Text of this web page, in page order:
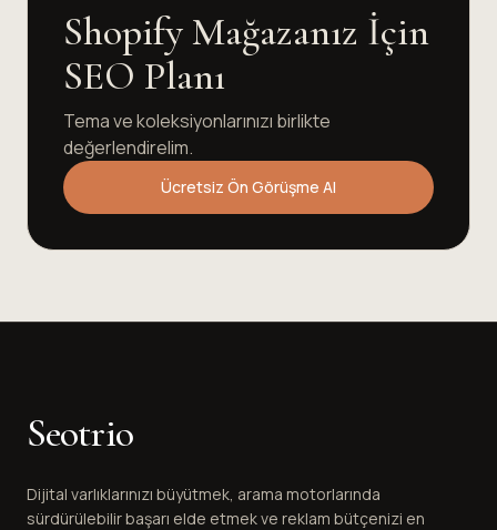
Shopify Mağazanız İçin
SEO Planı
Tema ve koleksiyonlarınızı birlikte
değerlendirelim.
Ücretsiz Ön Görüşme Al
Seotrio
Dijital varlıklarınızı büyütmek, arama motorlarında
sürdürülebilir başarı elde etmek ve reklam bütçenizi en